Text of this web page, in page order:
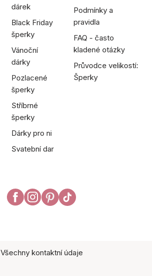
dárek
Black Friday
šperky
Vánoční
dárky
Pozlacené
šperky
Stříbrné
šperky
Dárky pro ni
Svatební dar
Podmínky a
pravidla
FAQ - často
kladené otázky
Průvodce velikostí:
Šperky
Všechny kontaktní údaje